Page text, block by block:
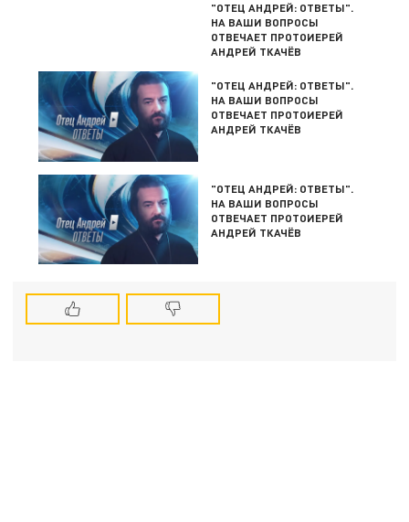
"ОТЕЦ АНДРЕЙ: ОТВЕТЫ".
НА ВАШИ ВОПРОСЫ
ОТВЕЧАЕТ ПРОТОИЕРЕЙ
АНДРЕЙ ТКАЧЁВ
"ОТЕЦ АНДРЕЙ: ОТВЕТЫ".
НА ВАШИ ВОПРОСЫ
ОТВЕЧАЕТ ПРОТОИЕРЕЙ
АНДРЕЙ ТКАЧЁВ
"ОТЕЦ АНДРЕЙ: ОТВЕТЫ".
НА ВАШИ ВОПРОСЫ
ОТВЕЧАЕТ ПРОТОИЕРЕЙ
АНДРЕЙ ТКАЧЁВ